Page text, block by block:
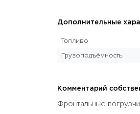
Дополнительные
Топливо
Грузоподъёмность
Комментарий
Фронтальные